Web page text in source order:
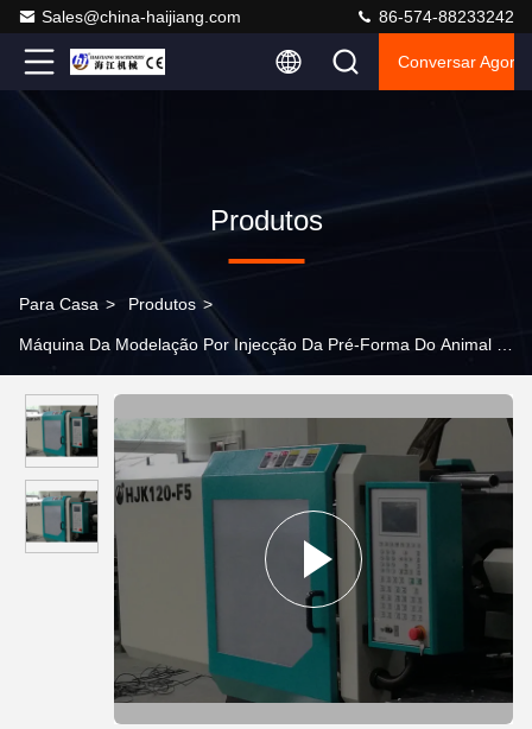
Sales@china-haijiang.com 86-574-88233242
Conversar Agora
Produtos
Para Casa > Produtos >
Máquina Da Modelação Por Injecção Da Pré-Forma Do Animal De
forma do ANIMAL DE ESTIMAÇÃO da eficiência elevada